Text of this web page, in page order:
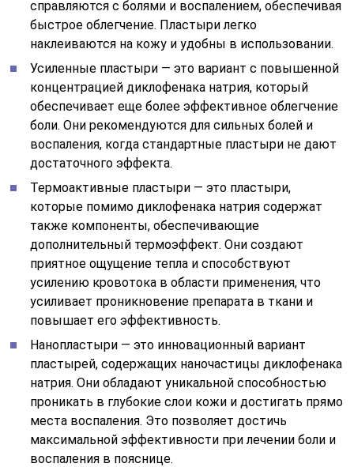
справляются с болями и воспалением, обеспечивая
быстрое облегчение. Пластыри легко
наклеиваются на кожу и удобны в использовании.
Усиленные пластыри — это вариант с повышенной
концентрацией диклофенака натрия, который
обеспечивает еще более эффективное облегчение
боли. Они рекомендуются для сильных болей и
воспаления, когда стандартные пластыри не дают
достаточного эффекта.
Термоактивные пластыри — это пластыри,
которые помимо диклофенака натрия содержат
также компоненты, обеспечивающие
дополнительный термоэффект. Они создают
приятное ощущение тепла и способствуют
усилению кровотока в области применения, что
усиливает проникновение препарата в ткани и
повышает его эффективность.
Нанопластыри — это инновационный вариант
пластырей, содержащих наночастицы диклофенака
натрия. Они обладают уникальной способностью
проникать в глубокие слои кожи и достигать прямо
места воспаления. Это позволяет достичь
максимальной эффективности при лечении боли и
воспаления в пояснице.